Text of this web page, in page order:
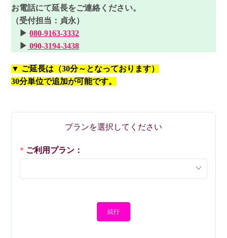
お電話にて延長をご連絡ください。
（受付担当：貞永）
▶080-9163-3332
▶ 090-3194-3438
▼ ご延長は（30分～となっております）
30分単位で追加が可能です。
プランを選択してください
ご利用プラン：
続行